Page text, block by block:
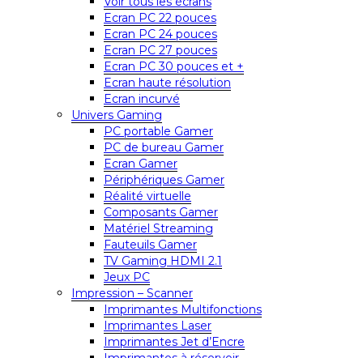
Ecran PC 22 pouces
Ecran PC 24 pouces
Ecran PC 27 pouces
Ecran PC 30 pouces et +
Ecran haute résolution
Ecran incurvé
Univers Gaming
PC portable Gamer
PC de bureau Gamer
Ecran Gamer
Périphériques Gamer
Réalité virtuelle
Composants Gamer
Matériel Streaming
Fauteuils Gamer
TV Gaming HDMI 2.1
Jeux PC
Impression – Scanner
Imprimantes Multifonctions
Imprimantes Laser
Imprimantes Jet d’Encre